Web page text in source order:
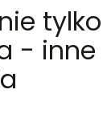
tylko
- inne